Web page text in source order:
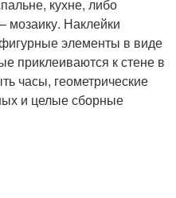
кухне, либо
мозаику. Наклейки
элементы в виде
приклеиваются к стене в
часы, геометрические
и целые сборные